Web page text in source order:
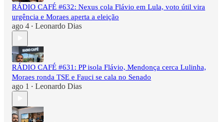
RÁDIO CAFÉ #632: Nexus cola Flávio em Lula, voto útil vira
urgência e Moraes aperta a eleição
ago 4 • Leonardo Dias
RÁDIO CAFÉ #631: PP isola Flávio, Mendonça cerca Lulinha,
Moraes ronda TSE e Fauci se cala no Senado
ago 1 • Leonardo Dias